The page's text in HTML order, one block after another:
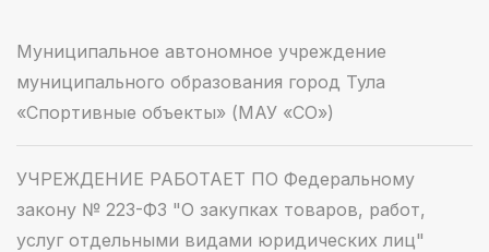
Муниципальное автономное учреждение
муниципального образования город Тула
«Спортивные объекты» (МАУ «СО»)
УЧРЕЖДЕНИЕ РАБОТАЕТ ПО Федеральному
закону № 223-ФЗ "О закупках товаров, работ,
услуг отдельными видами юридических лиц"